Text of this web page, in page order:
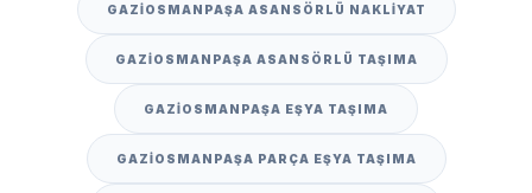
GAZIOSMANPAŞA ASANSÖRLÜ NAKLIYAT
GAZIOSMANPAŞA ASANSÖRLÜ TAŞIMA
GAZIOSMANPAŞA EŞYA TAŞIMA
GAZIOSMANPAŞA PARÇA EŞYA TAŞIMA